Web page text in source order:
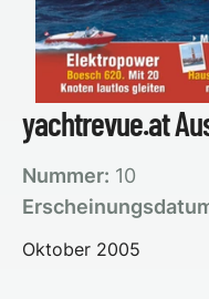
yachtrevue.at
Nummer: 10
Oktober 2005